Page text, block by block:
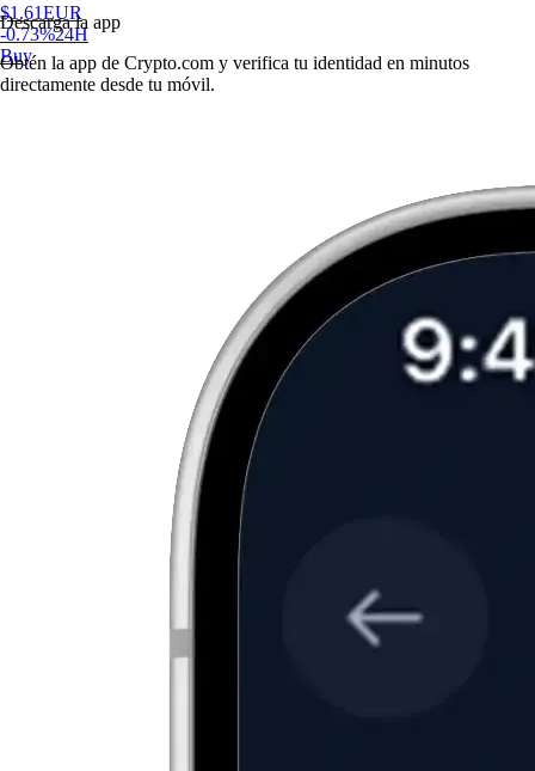
$1.61EUR
-0.73%24H
Buy
Descarga la app
Obtén la app de Crypto.com y verifica tu identidad en minutos
directamente desde tu móvil.